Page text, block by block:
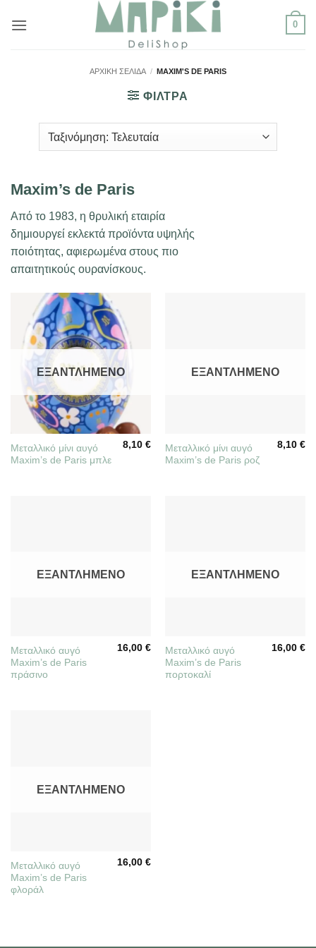
στο
0
ΑΡΧΙΚΉ ΣΕΛΊΔΑ / MAXIM'S DE PARIS
ΦΙΛΤΡΑ
Maxim’s de Paris
Από το 1983, η θρυλική εταιρία
δημιουργεί εκλεκτά προϊόντα υψηλής
ποιότητας, αφιερωμένα στους πιο
απαιτητικούς ουρανίσκους.
ΕΞΑΝΤΛΗΜΈΝΟ
Μεταλλικό μίνι αυγό
Maxim’s de Paris μπλε
8,10€
ΕΞΑΝΤΛΗΜΈΝΟ
Μεταλλικό μίνι αυγό
Maxim’s de Paris ροζ
8,10€
ΕΞΑΝΤΛΗΜΈΝΟ
Μεταλλικό αυγό
Maxim’s de Paris
πράσινο
16,00€
ΕΞΑΝΤΛΗΜΈΝΟ
Μεταλλικό αυγό
Maxim’s de Paris
πορτοκαλί
16,00€
ΕΞΑΝΤΛΗΜΈΝΟ
Μεταλλικό αυγό
Maxim’s de Paris
φλοράλ
16,00€